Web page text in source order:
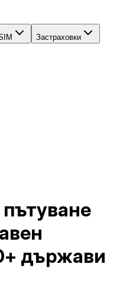
Застраховки
пътуване
държави